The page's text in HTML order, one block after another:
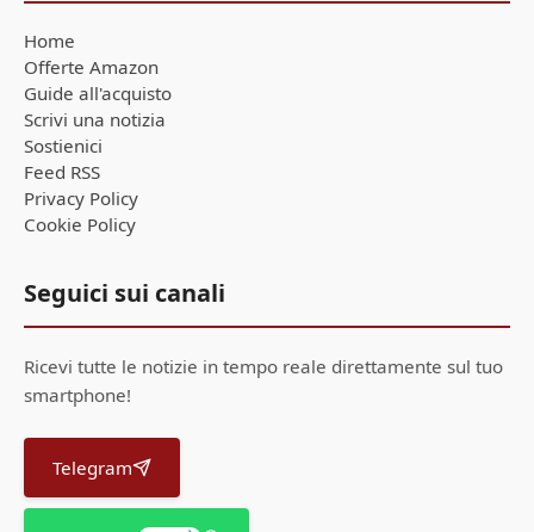
Home
Offerte Amazon
Guide all'acquisto
Scrivi una notizia
Sostienici
Feed RSS
Privacy Policy
Cookie Policy
Seguici sui canali
Ricevi tutte le notizie in tempo reale direttamente sul tuo
smartphone!
Telegram